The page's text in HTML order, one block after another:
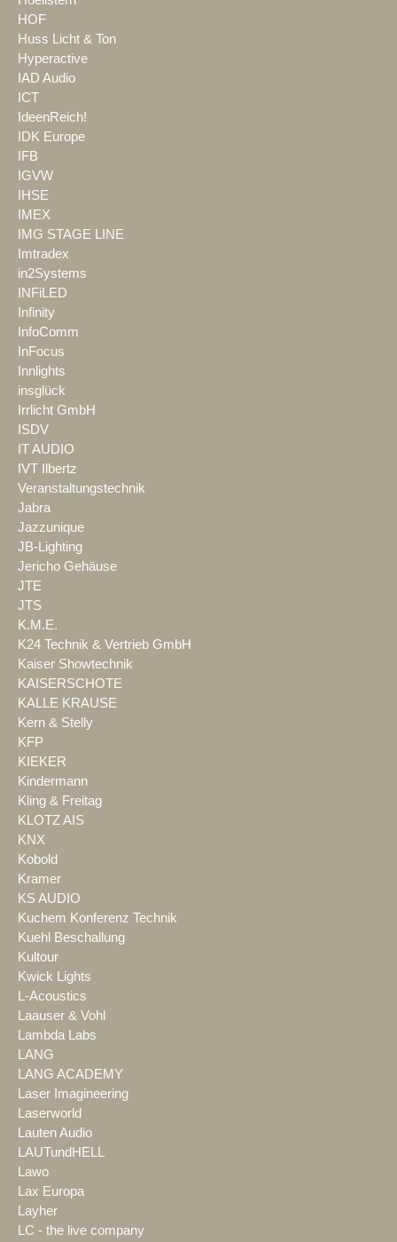
HOF
Huss Licht & Ton
Hyperactive
IAD Audio
ICT
IdeenReich!
IDK Europe
IFB
IGVW
IHSE
IMEX
IMG STAGE LINE
Imtradex
in2Systems
INFiLED
Infinity
InfoComm
InFocus
Innlights
insglück
Irrlicht GmbH
ISDV
IT AUDIO
IVT Ilbertz
Veranstaltungstechnik
Jabra
Jazzunique
JB-Lighting
Jericho Gehäuse
JTE
JTS
K.M.E.
K24 Technik & Vertrieb GmbH
Kaiser Showtechnik
KAISERSCHOTE
KALLE KRAUSE
Kern & Stelly
KFP
KIEKER
Kindermann
Kling & Freitag
KLOTZ AIS
KNX
Kobold
Kramer
KS AUDIO
Kuchem Konferenz Technik
Kuehl Beschallung
Kultour
Kwick Lights
L-Acoustics
Laauser & Vohl
Lambda Labs
LANG
LANG ACADEMY
Laser Imagineering
Laserworld
Lauten Audio
LAUTundHELL
Lawo
Lax Europa
Layher
LC - the live company